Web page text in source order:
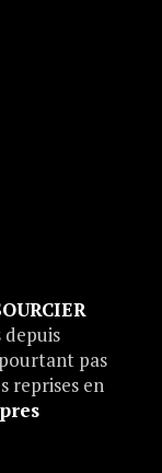
depuis
pas
reprises en